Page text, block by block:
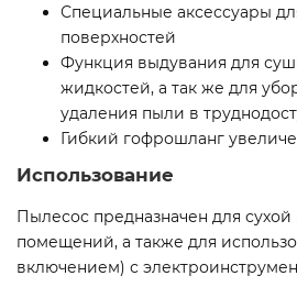
Специальные аксессуары
поверхностей
Функция выдувания для
жидкостей, а так же для
удаления пыли в
Гибкий гофрошланг
Использование
Пылесос предназначен для
помещений, а также для
включением) с